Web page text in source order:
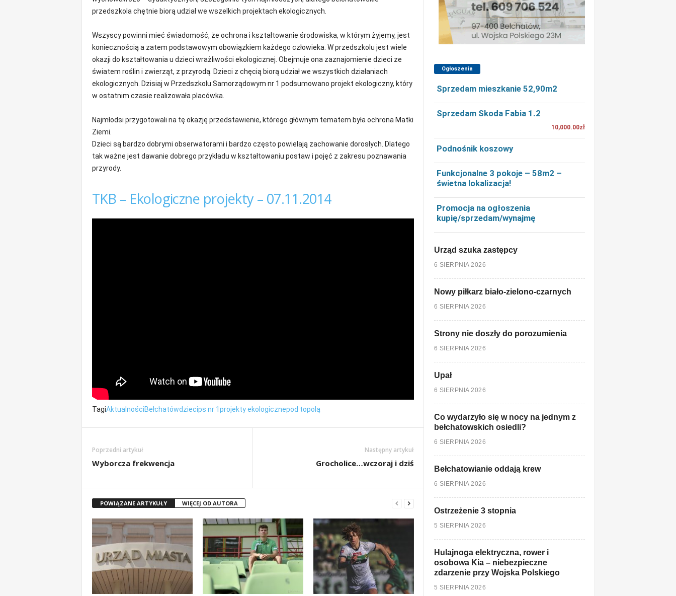
przedszkola chętnie biorą udział we wszelkich projektach ekologicznych.
Wszyscy powinni mieć świadomość, że ochrona i kształtowanie środowiska, w którym żyjemy, jest
koniecznością a zatem podstawowym obowiązkiem każdego człowieka. W przedszkolu jest wiele
okazji do kształtowania u dzieci wrażliwości ekologicznej. Obejmuje ona zaznajomienie dzieci ze
światem roślin i zwierząt, z przyrodą. Dzieci z chęcią biorą udział we wszystkich działaniach
ekologicznych. Dzisiaj w Przedszkolu Samorządowym nr 1 podsumowano projekt ekologiczny, który
w ostatnim czasie realizowała placówka.
Najmłodsi przygotowali na tę okazję przedstawienie, którego głównym tematem była ochrona Matki
Ziemi.
Dzieci są bardzo dobrymi obserwatorami i bardzo często powielają zachowanie dorosłych. Dlatego
tak ważne jest dawanie dobrego przykładu w kształtowaniu postaw i pojęć z zakresu poznawania
przyrody.
TKB – Ekologiczne projekty – 07.11.2014
TagiAktualnościBełchatówdziecips nr 1projekty ekologicznepod topolą
Poprzedni artykuł
Wyborcza frekwencja
Następny artykuł
Grocholice…wczoraj i dziś
POWIĄZANE ARTYKUŁY WIĘCEJ OD AUTORA
Ogłoszenia
Sprzedam mieszkanie 52,90m2
Sprzedam Skoda Fabia 1.2
10,000.00zł
Podnośnik koszowy
Funkcjonalne 3 pokoje – 58m2 –
świetna lokalizacja!
Promocja na ogłoszenia
kupię/sprzedam/wynajmę
Urząd szuka zastępcy
6 SIERPNIA 2026
Nowy piłkarz biało-zielono-czarnych
6 SIERPNIA 2026
Strony nie doszły do porozumienia
6 SIERPNIA 2026
Upał
6 SIERPNIA 2026
Co wydarzyło się w nocy na jednym z
bełchatowskich osiedli?
6 SIERPNIA 2026
Bełchatowianie oddają krew
6 SIERPNIA 2026
Ostrzeżenie 3 stopnia
5 SIERPNIA 2026
Hulajnoga elektryczna, rower i
osobowa Kia – niebezpieczne
zdarzenie przy Wojska Polskiego
5 SIERPNIA 2026